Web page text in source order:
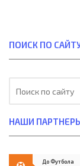
ПОИСК ПО
НАШИ
До Футбола